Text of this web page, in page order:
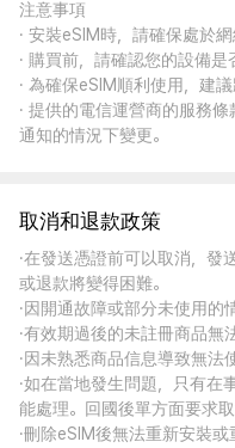
注意事項
· 安裝eSIM時，請確保處於網
· 購買前，請確認您的設備是
· 為確保eSIM順利使用，建
· 提供的電信運營商的服務
通知的情況下變更。
取消和退款政策
·在發送憑證前可以取消，發
或退款將變得困難。
·因開通故障或部分未使用的
·有效期過後的未註冊商品無
·因未熟悉商品信息導致無法
·如在當地發生問題，只有在
能處理。回國後單方面要求
·刪除eSIM後無法重新安裝